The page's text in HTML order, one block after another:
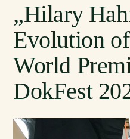
„Hilary
Evolution
World
DokFest